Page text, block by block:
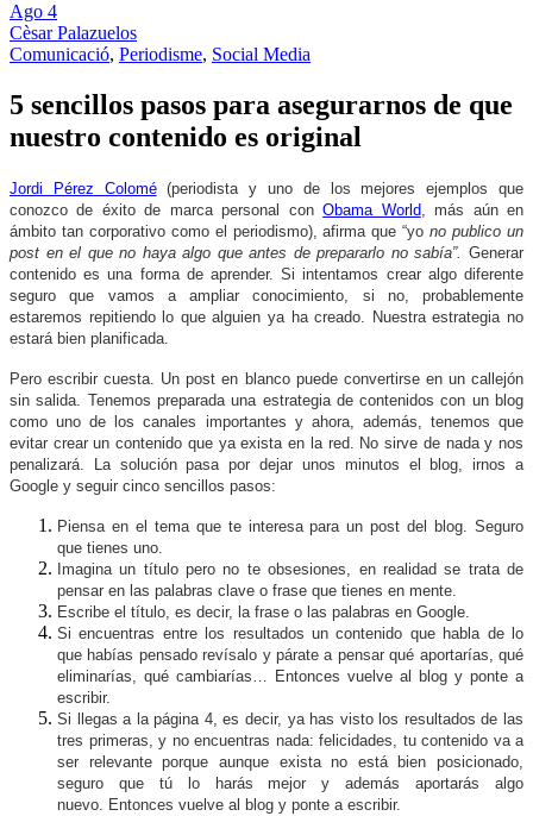
Ago 4
Cèsar Palazuelos
Comunicació, Periodisme, Social Media
5 sencillos pasos para asegurarnos de que
nuestro contenido es original
Jordi Pérez Colomé(periodista y uno de los mejores ejemplos que
conozco de éxito de marca personal conObama World, más aún en
ámbito tan corporativo como el periodismo), afirma que “yono publico un
post en el que no haya algo que antes de prepararlo no sabía”. Generar
contenido es una forma de aprender. Si intentamos crear algo diferente
seguro que vamos a ampliar conocimiento, si no, probablemente
estaremos repitiendo lo que alguien ya ha creado. Nuestra estrategia no
estará bien planificada.
Pero escribir cuesta. Un post en blanco puede convertirse en un callejón
sin salida. Tenemos preparada una estrategia de contenidos con un blog
como uno de los canales importantes y ahora, además, tenemos que
evitar crear un contenido que ya exista en la red. No sirve de nada y nos
penalizará. La solución pasa por dejar unos minutos el blog, irnos a
Google y seguir cinco sencillos pasos:
Piensa en el tema que te interesa para un post del blog. Seguro
que tienes uno.
Imagina un título pero no te obsesiones, en realidad se trata de
pensar en las palabras clave o frase que tienes en mente.
Escribe el título, es decir, la frase o las palabras en Google.
Si encuentras entre los resultados un contenido que habla de lo
que habías pensado revísalo y párate a pensar qué aportarías, qué
eliminarías, qué cambiarías… Entonces vuelve al blog y ponte a
escribir.
Si llegas a la página 4, es decir, ya has visto los resultados de las
tres primeras, y no encuentras nada: felicidades, tu contenido va a
ser relevante porque aunque exista no está bien posicionado,
seguro que tú lo harás mejor y además aportarás algo
nuevo. Entonces vuelve al blog y ponte a escribir.